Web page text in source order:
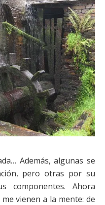
Además, algunas se
pero otras por su
componentes. Ahora
vienen a la mente: de